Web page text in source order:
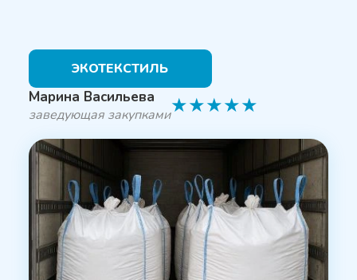
ЭКОТЕКСТИЛЬ
Марина Васильева
заведующая закупками★★★★★